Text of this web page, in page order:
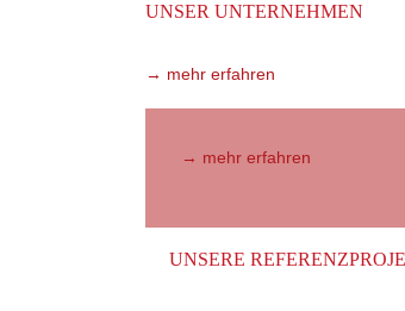
UNSER UNTERNEHMEN
→ mehr erfahren
→ mehr erfahren
UNSERE